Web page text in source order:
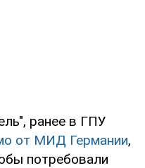
ранее в ГПУ
от МИД Германии,
потребовали